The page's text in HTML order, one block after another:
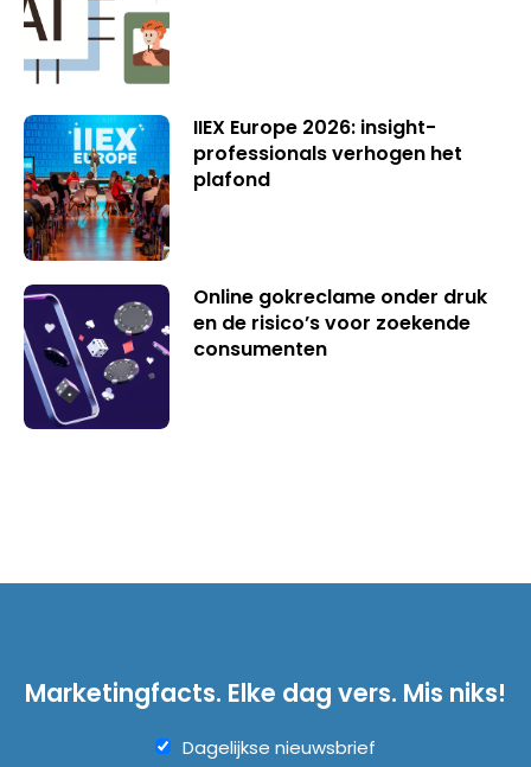
IIEX Europe 2026: insight-
professionals verhogen het
plafond
Online gokreclame onder druk
en de risico’s voor zoekende
consumenten
Marketingfacts. Elke dag vers. Mis niks!
Dagelijkse nieuwsbrief